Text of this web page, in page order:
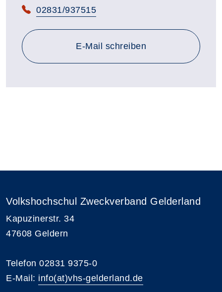
Telefon:
02831/937515
E-Mail schreiben
Volkshochschul Zweckverband Gelderland
Kapuzinerstr. 34
47608 Geldern
Telefon 02831 9375-0
E-Mail: info(at)vhs-gelderland.de